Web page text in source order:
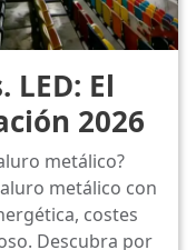
El
2026
metálico?
metálico con
costes
Descubra por